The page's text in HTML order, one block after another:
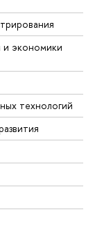
и экономики
технологий